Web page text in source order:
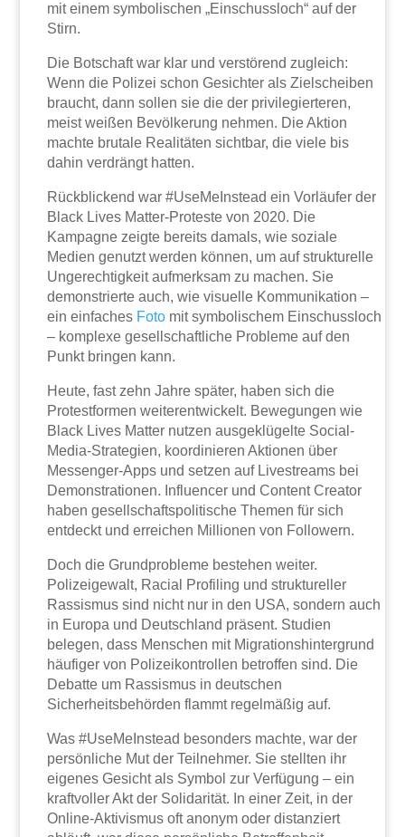
mit einem symbolischen „Einschussloch“ auf der
Stirn.
Die Botschaft war klar und verstörend zugleich:
Wenn die Polizei schon Gesichter als Zielscheiben
braucht, dann sollen sie die der privilegierteren,
meist weißen Bevölkerung nehmen. Die Aktion
machte brutale Realitäten sichtbar, die viele bis
dahin verdrängt hatten.
Rückblickend war #UseMeInstead ein Vorläufer der
Black Lives Matter-Proteste von 2020. Die
Kampagne zeigte bereits damals, wie soziale
Medien genutzt werden können, um auf strukturelle
Ungerechtigkeit aufmerksam zu machen. Sie
demonstrierte auch, wie visuelle Kommunikation –
ein einfaches Foto mit symbolischem Einschussloch
– komplexe gesellschaftliche Probleme auf den
Punkt bringen kann.
Heute, fast zehn Jahre später, haben sich die
Protestformen weiterentwickelt. Bewegungen wie
Black Lives Matter nutzen ausgeklügelte Social-
Media-Strategien, koordinieren Aktionen über
Messenger-Apps und setzen auf Livestreams bei
Demonstrationen. Influencer und Content Creator
haben gesellschaftspolitische Themen für sich
entdeckt und erreichen Millionen von Followern.
Doch die Grundprobleme bestehen weiter.
Polizeigewalt, Racial Profiling und struktureller
Rassismus sind nicht nur in den USA, sondern auch
in Europa und Deutschland präsent. Studien
belegen, dass Menschen mit Migrationshintergrund
häufiger von Polizeikontrollen betroffen sind. Die
Debatte um Rassismus in deutschen
Sicherheitsbehörden flammt regelmäßig auf.
Was #UseMeInstead besonders machte, war der
persönliche Mut der Teilnehmer. Sie stellten ihr
eigenes Gesicht als Symbol zur Verfügung – ein
kraftvoller Akt der Solidarität. In einer Zeit, in der
Online-Aktivismus oft anonym oder distanziert